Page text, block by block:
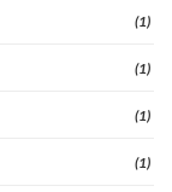
(1)
(1)
(1)
(1)